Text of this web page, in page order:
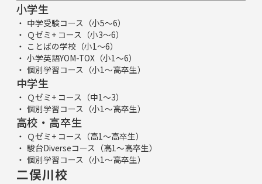
小学生
中学受験コース（小5～6）
Ｑゼミ+ コース（小3～6）
ことばの学校（小1～6）
小学英語YOM-TOX（小1～6）
個別学習コース（小1～高卒生）
中学生
Ｑゼミ+ コース（中1～3）
個別学習コース（小1～高卒生）
高校・高卒生
Ｑゼミ+ コース（高1～高卒生）
駿台Diverseコース（高1～高卒生）
個別学習コース（小1～高卒生）
二俣川校